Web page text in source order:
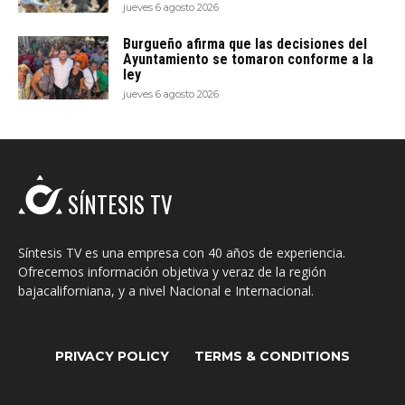
jueves 6 agosto 2026
Burgueño afirma que las decisiones del
Ayuntamiento se tomaron conforme a la
ley
jueves 6 agosto 2026
SÍNTESIS TV
Síntesis TV es una empresa con 40 años de experiencia.
Ofrecemos información objetiva y veraz de la región
bajacaliforniana, y a nivel Nacional e Internacional.
PRIVACY POLICY TERMS & CONDITIONS